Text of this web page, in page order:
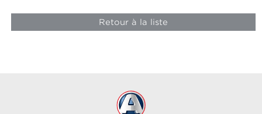
Retour à la liste